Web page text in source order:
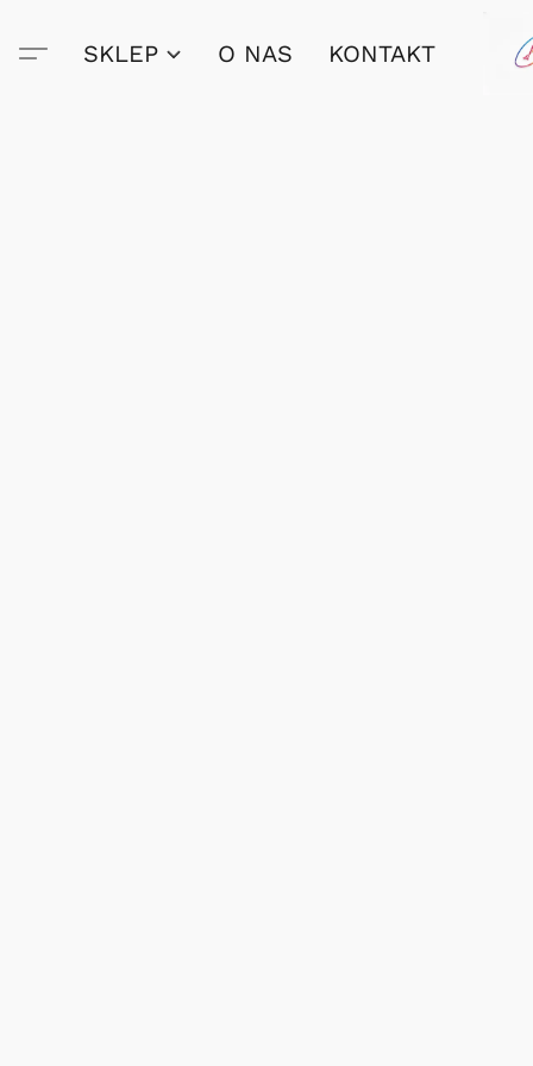
SKLEP O NAS KONTAKT